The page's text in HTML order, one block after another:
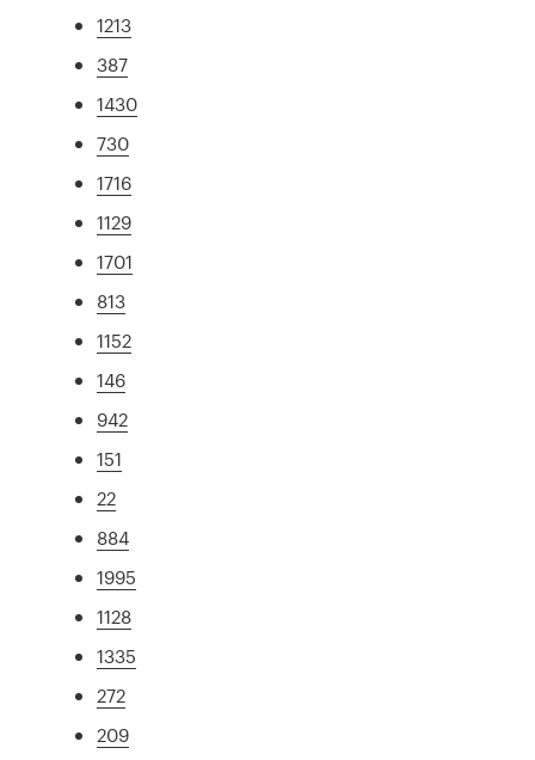
1213
387
1430
730
1716
1129
1701
813
1152
146
942
151
22
884
1995
1128
1335
272
209